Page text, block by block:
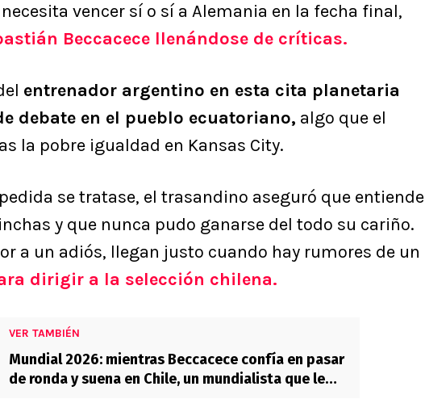
vencer sí o sí a Alemania en la fecha final,
Beccacece llenándose de críticas.
entrenador argentino en esta cita planetaria
debate en el pueblo ecuatoriano, algo que el
la pobre igualdad en Kansas City.
se tratase, el trasandino aseguró que entiende
y que nunca pudo ganarse del todo su cariño.
a un adiós, llegan justo cuando hay rumores de un
dirigir a la selección chilena.
VER TAMBIÉN
Mundial 2026: mientras Beccacece confía en pasar
de ronda y suena en Chile, un mundialista que le